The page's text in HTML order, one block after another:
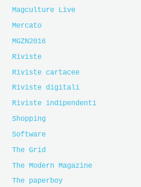
Magculture Live
Mercato
MGZN2016
Riviste
Riviste cartacee
Riviste digitali
Riviste indipendenti
Shopping
Software
The Grid
The Modern Magazine
The paperboy